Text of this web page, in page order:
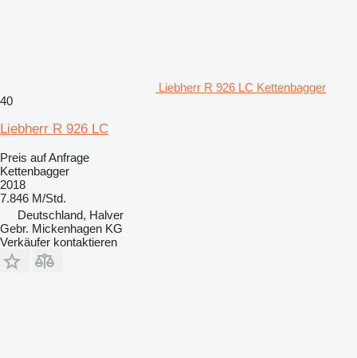
Liebherr R 926 LC Kettenbagger
40
Liebherr R 926 LC
Preis auf Anfrage
Kettenbagger
2018
7.846 M/Std.
Deutschland, Halver
Gebr. Mickenhagen KG
Verkäufer kontaktieren